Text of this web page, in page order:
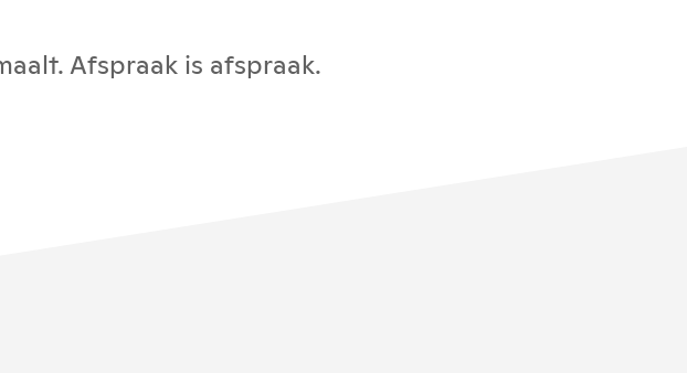
Afspraak is afspraak.